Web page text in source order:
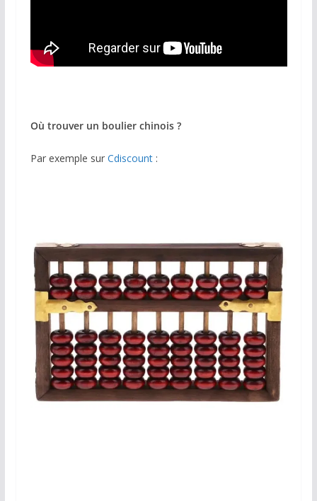
Où trouver un boulier chinois ?
Par exemple sur Cdiscount: